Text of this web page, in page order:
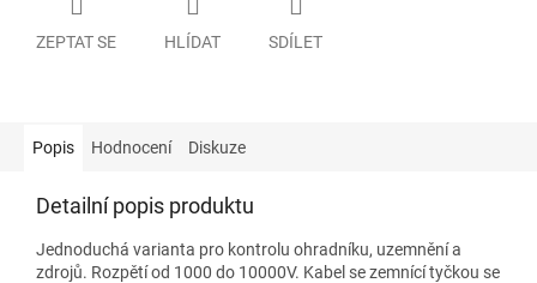
ZEPTAT SE HLÍDAT SDÍLET
Popis Hodnocení Diskuze
Detailní popis produktu
Jednoduchá varianta pro kontrolu ohradníku, uzemnění a
zdrojů. Rozpětí od 1000 do 10000V. Kabel se zemnící tyčkou se